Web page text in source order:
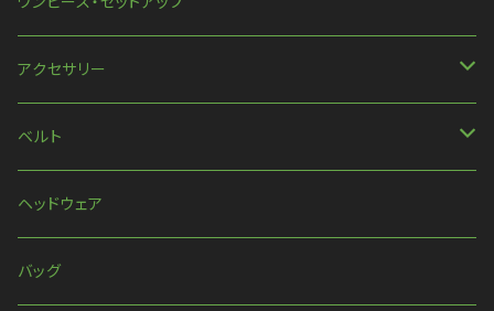
ほか
アクセサリー
ネックレス
ピアス・イヤリング
リング
ベルト
ベルト
ハーネス
ヘッドウェア
バッグ